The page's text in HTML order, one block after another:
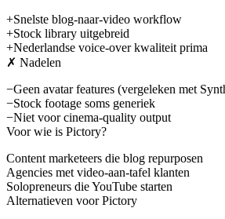
+Snelste blog-naar-video workflow
+Stock library uitgebreid
+Nederlandse voice-over kwaliteit prima
✗ Nadelen
−Geen avatar features (vergeleken met
−Stock footage soms generiek
−Niet voor cinema-quality output
Voor wie is Pictory?
Content marketeers die blog repurposen
Agencies met video-aan-tafel klanten
Solopreneurs die YouTube starten
Alternatieven voorPictory